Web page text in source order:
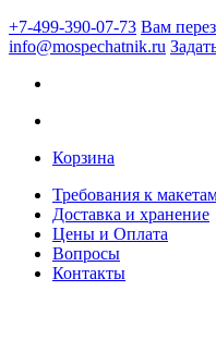
+7-499-390-07-73 Вам
info@mospechatnik.ru
Корзина
Требования к
Доставка и хранение
Цены и Оплата
Вопросы
Контакты